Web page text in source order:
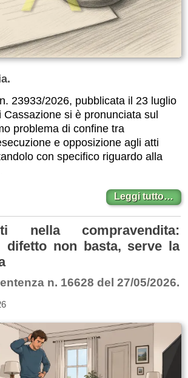
23933/2026, pubblicata il 23 luglio
si è pronunciata sul
problema di confine tra
e opposizione agli atti
con specifico riguardo alla
Leggi tutto…
nella compravendita:
difetto non basta, serve la
n. 16628 del 27/05/2026.